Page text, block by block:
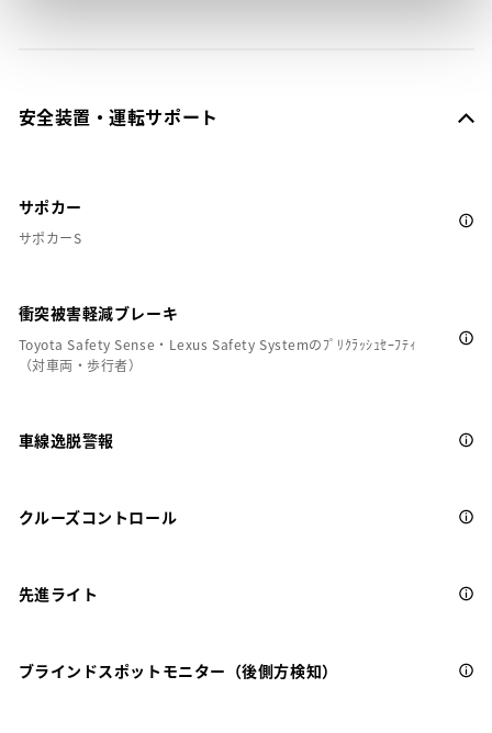
安全装置・運転サポート
サポカー
サポカーS
衝突被害軽減ブレーキ
Toyota Safety Sense・Lexus Safety Systemのﾌﾟﾘｸﾗｯｼｭｾｰﾌﾃｨ
（対車両・歩行者）
車線逸脱警報
クルーズコントロール
先進ライト
ブラインドスポットモニター（後側方検知）